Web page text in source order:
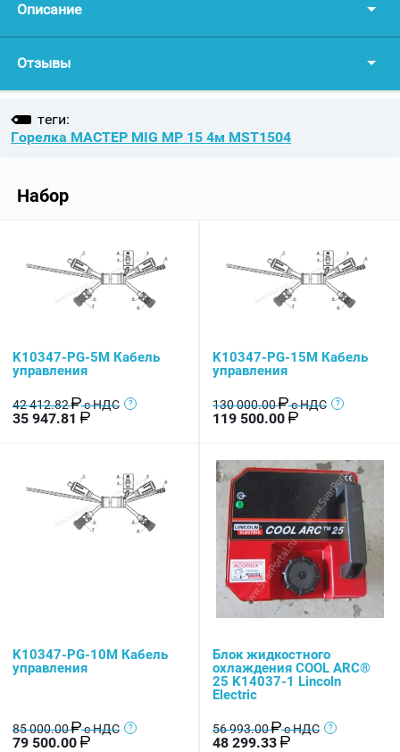
Описание
Отзывы
теги:
Горелка МАСТЕР MIG MP 15 4м MST1504
Набор
K10347-PG-5M Кабель
управления
42 412.82 с НДС
35 947.81
K10347-PG-15M Кабель
управления
130 000.00 с НДС
119 500.00
K10347-PG-10M Кабель
управления
85 000.00 с НДС
79 500.00
Блок жидкостного
охлаждения COOL ARC®
25 K14037-1 Lincoln
Electric
56 993.00 с НДС
48 299.33